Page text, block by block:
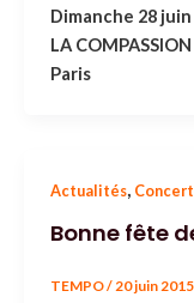
Dimanche 28 juin
LA
Paris
Actualités,
Bonne fête
TEMPO/ 20 juin 2015